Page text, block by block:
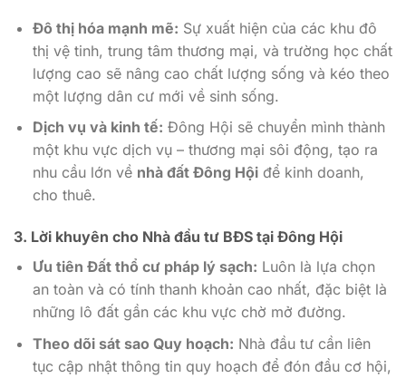
Đô thị hóa mạnh mẽ: Sự xuất hiện của các khu đô
thị vệ tinh, trung tâm thương mại, và trường học chất
lượng cao sẽ nâng cao chất lượng sống và kéo theo
một lượng dân cư mới về sinh sống.
Dịch vụ và kinh tế: Đông Hội sẽ chuyển mình thành
một khu vực dịch vụ – thương mại sôi động, tạo ra
nhu cầu lớn về nhà đất Đông Hộiđể kinh doanh,
cho thuê.
3. Lời khuyên cho Nhà đầu tư BĐS tại Đông Hội
Ưu tiên Đất thổ cư pháp lý sạch: Luôn là lựa chọn
an toàn và có tính thanh khoản cao nhất, đặc biệt là
những lô đất gần các khu vực chờ mở đường.
Theo dõi sát sao Quy hoạch: Nhà đầu tư cần liên
tục cập nhật thông tin quy hoạch để đón đầu cơ hội,